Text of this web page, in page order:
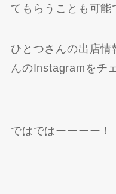
てもらうことも可能
ひとつさんの出店情
んのInstagramをチ
ではではーーーー！